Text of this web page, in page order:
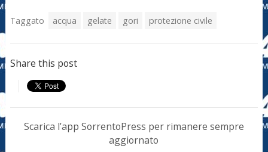
Taggato acqua gelate gori protezione civile
Share this post
Scarica l’app SorrentoPress per rimanere sempre
aggiornato